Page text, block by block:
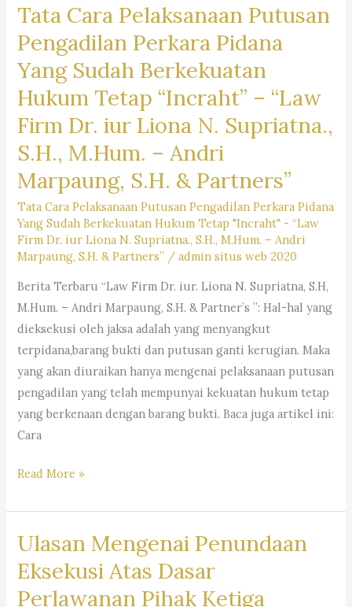
Eksekusi
Perdata
–
“Law
Firm
Dr.
iur. Liona
N.
Supriatna,
S.H,
M.Hum. –
Andri
Marpaung,
S.H.
&
Partner’s
”
Tata Cara Pelaksanaan Putusan
Pengadilan Perkara Pidana
Yang Sudah Berkekuatan
Hukum Tetap “Incraht” – “Law
Firm Dr. iur Liona N. Supriatna.,
S.H., M.Hum. – Andri
Marpaung, S.H. & Partners”
Tata Cara Pelaksanaan Putusan Pengadilan Perkara Pidana
Yang Sudah Berkekuatan Hukum Tetap "Incraht" - “Law
Firm Dr. iur Liona N. Supriatna., S.H., M.Hum. – Andri
Marpaung, S.H. & Partners” /admin situs web 2020
Berita Terbaru “Law Firm Dr. iur. Liona N. Supriatna, S.H,
M.Hum. – Andri Marpaung, S.H. & Partner’s ”: Hal-hal yang
dieksekusi oleh jaksa adalah yang menyangkut
terpidana,barang bukti dan putusan ganti kerugian. Maka
yang akan diuraikan hanya mengenai pelaksanaan putusan
pengadilan yang telah mempunyai kekuatan hukum tetap
yang berkenaan dengan barang bukti. Baca juga artikel ini:
Cara
Tata
Pelaksanaan
Putusan
Perkara
Pidana
Read More »
Ulasan Mengenai Penundaan
Eksekusi Atas Dasar
Perlawanan Pihak Ketiga